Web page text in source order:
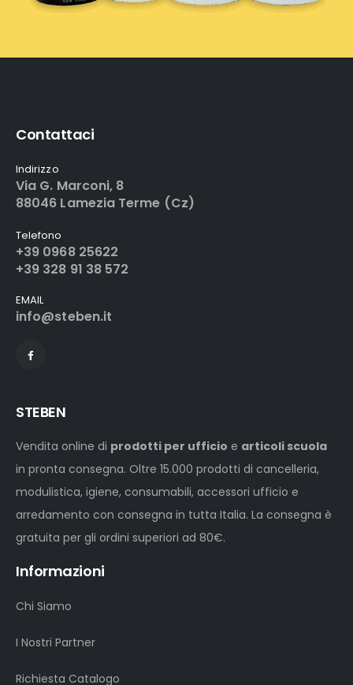
Contattaci
Indirizzo
Via G. Marconi, 8
88046 Lamezia Terme (Cz)
Telefono
+39 0968 25622
+39 328 91 38 572
EMAIL
info@steben.it
STEBEN
Vendita online di prodotti per ufficio e articoli scuola
in pronta consegna. Oltre 15.000 prodotti di cancelleria,
modulistica, igiene, consumabili, accessori ufficio e
arredamento con consegna in tutta Italia. La consegna è
gratuita per gli ordini superiori ad 80€.
Informazioni
Chi Siamo
I Nostri Partner
Richiesta Catalogo